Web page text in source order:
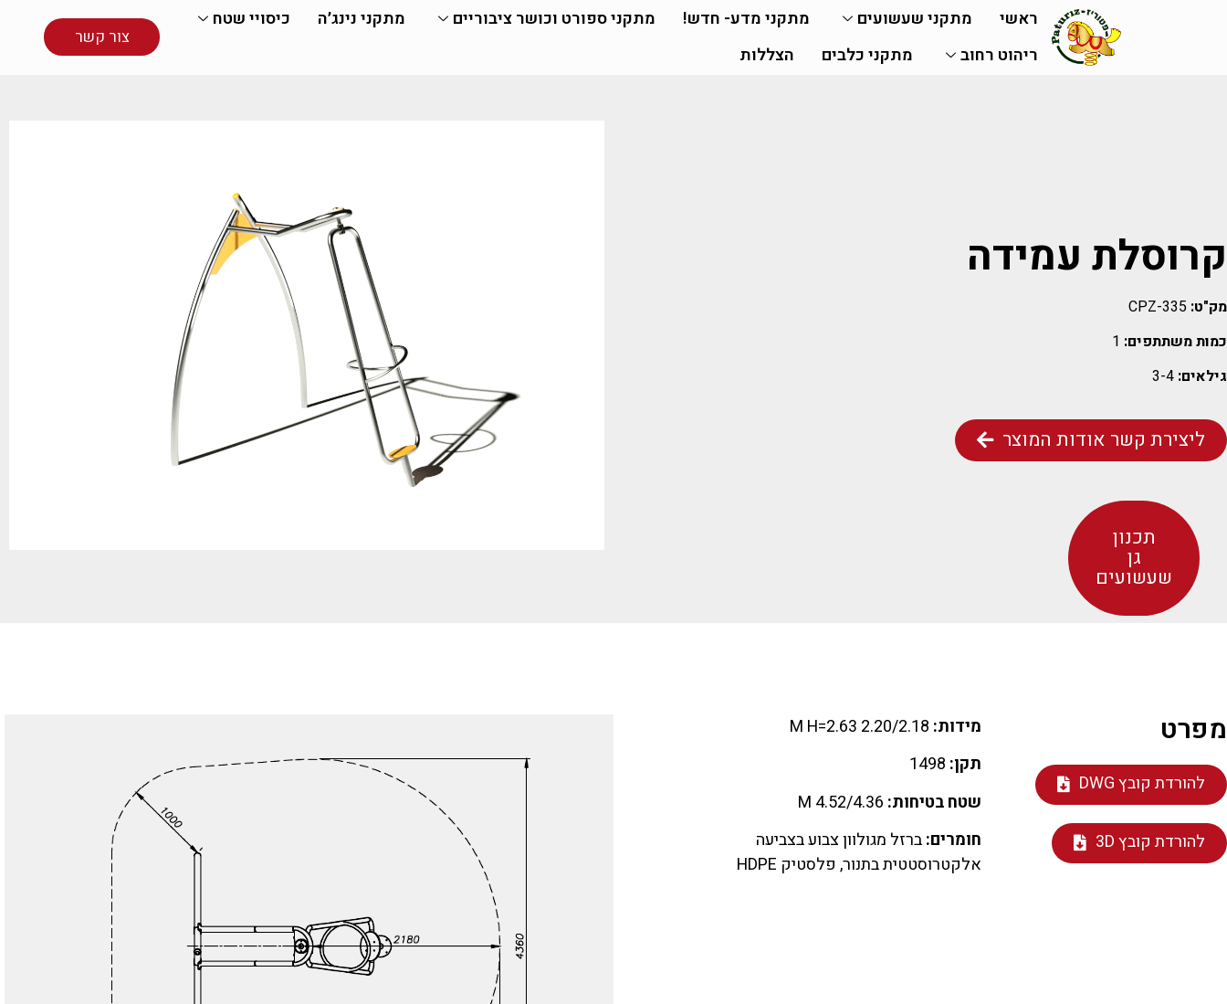
ראשי מתקני שעשועים מתקני מדע- חדש! מתקני ספורט וכושר ציבוריים מתקני נינג׳ה
כיסויי שטח
ריהוט רחוב
מתקני כלבים הצללות
צור קשר
קרוסלת עמידה
מק"ט:
כמות משתתפים:
גילאים:
ליצירת קשר אודות המוצר
מפרט
להורדת קובץ DWG
להורדת קובץ 3D
מידות: 2.20/2.18 M H=2.63
תקן:
שטח בטיחות: 4.52/4.36 M
חומרים:ברזל מגולוון צבוע בצביעה
אלקטרוסטטית בתנור, פלסטיק HDPE
תכנון
גן
שעשועים